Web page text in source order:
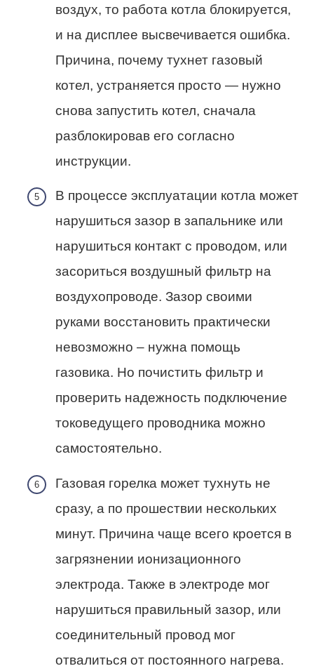
воздух, то работа котла блокируется,
и на дисплее высвечивается ошибка.
Причина, почему тухнет газовый
котел, устраняется просто — нужно
снова запустить котел, сначала
разблокировав его согласно
инструкции.
В процессе эксплуатации котла может
нарушиться зазор в запальнике или
нарушиться контакт с проводом, или
засориться воздушный фильтр на
воздухопроводе. Зазор своими
руками восстановить практически
невозможно – нужна помощь
газовика. Но почистить фильтр и
проверить надежность подключение
токоведущего проводника можно
самостоятельно.
Газовая горелка может тухнуть не
сразу, а по прошествии нескольких
минут. Причина чаще всего кроется в
загрязнении ионизационного
электрода. Также в электроде мог
нарушиться правильный зазор, или
соединительный провод мог
отвалиться от постоянного нагрева.